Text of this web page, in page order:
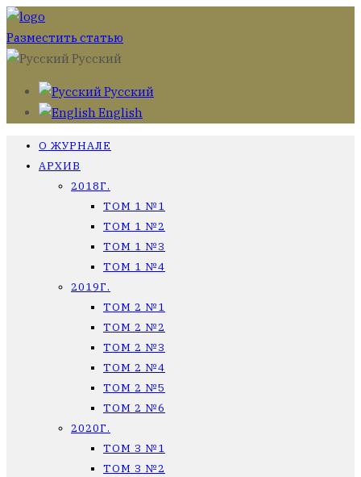
Разместить статью
Русский
Русский
English
О ЖУРНАЛЕ
АРХИВ
2018Г.
ТОМ 1 №1
ТОМ 1 №2
ТОМ 1 №3
ТОМ 1 №4
2019Г.
ТОМ 2 №1
ТОМ 2 №2
ТОМ 2 №3
ТОМ 2 №4
ТОМ 2 №5
ТОМ 2 №6
2020Г.
ТОМ 3 №1
ТОМ 3 №2